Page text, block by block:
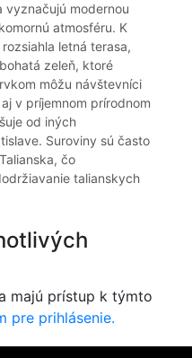
vyznačujú modernou
atmosféru. K
letná terasa,
zeleň, ktoré
môžu návštevníci
v príjemnom prírodnom
od iných
Suroviny sú často
čo
talianskych
majú prístup k týmto
pre prihlásenie.